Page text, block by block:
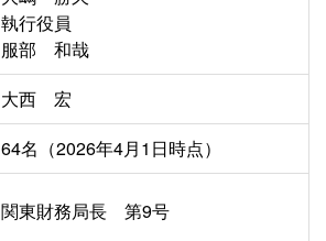
執行役員
服部 和哉
大西 宏
64名（2026年4月1日時点）
関東財務局長 第9号